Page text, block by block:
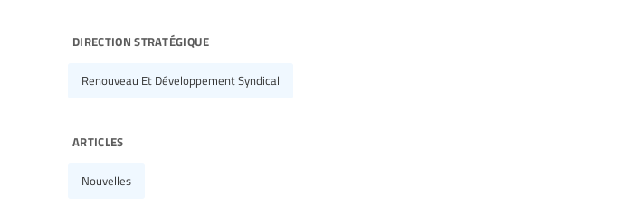
direction stratégique
Renouveau Et Développement Syndical
articles
Nouvelles